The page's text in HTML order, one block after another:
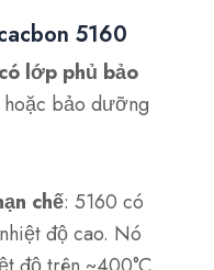
5160
lớp phủ bảo
bảo dưỡng
chế: 5160 có
độ cao. Nó